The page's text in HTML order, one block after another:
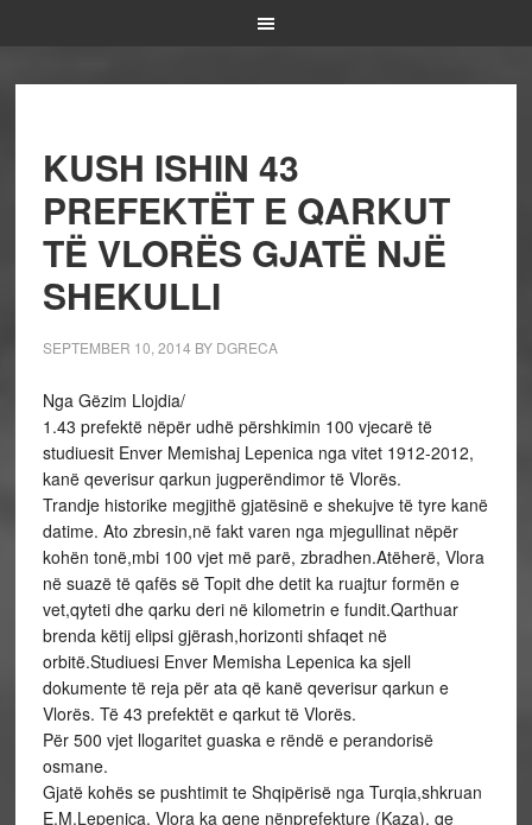
KUSH ISHIN 43
PREFEKTËT E QARKUT
TË VLORËS GJATË NJË
SHEKULLI
SEPTEMBER 10, 2014 BY DGRECA
Nga Gëzim Llojdia/
1.43 prefektë nëpër udhë përshkimin 100 vjecarë të
studiuesit Enver Memishaj Lepenica nga vitet 1912-2012,
kanë qeverisur qarkun jugperëndimor të Vlorës.
Trandje historike megjithë gjatësinë e shekujve të tyre kanë
datime. Ato zbresin,në fakt varen nga mjegullinat nëpër
kohën tonë,mbi 100 vjet më parë, zbradhen.Atëherë, Vlora
në suazë të qafës së Topit dhe detit ka ruajtur formën e
vet,qyteti dhe qarku deri në kilometrin e fundit.Qarthuar
brenda këtij elipsi gjërash,horizonti shfaqet në
orbitë.Studiuesi Enver Memisha Lepenica ka sjell
dokumente të reja për ata që kanë qeverisur qarkun e
Vlorës. Të 43 prefektët e qarkut të Vlorës.
Për 500 vjet llogaritet guaska e rëndë e perandorisë
osmane.
Gjatë kohës se pushtimit te Shqipërisë nga Turqia,shkruan
E.M.Lepenica, Vlora ka qene nënprefekture (Kaza), qe